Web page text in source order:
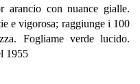
con nuance gialle.
e vigorosa; raggiunge i 100
Fogliame verde lucido.
1955